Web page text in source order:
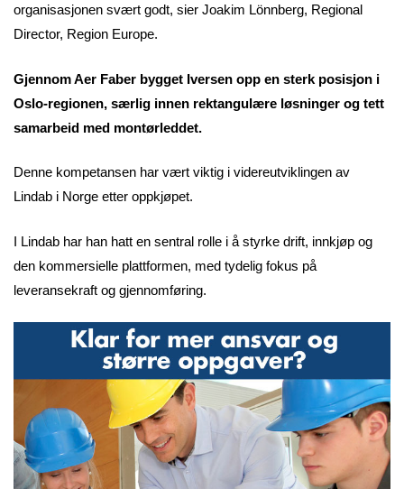
organisasjonen svært godt, sier Joakim Lönnberg, Regional
Director, Region Europe.
Gjennom Aer Faber bygget Iversen opp en sterk posisjon i
Oslo-regionen, særlig innen rektangulære løsninger og tett
samarbeid med montørleddet.
Denne kompetansen har vært viktig i videreutviklingen av
Lindab i Norge etter oppkjøpet.
I Lindab har han hatt en sentral rolle i å styrke drift, innkjøp og
den kommersielle plattformen, med tydelig fokus på
leveransekraft og gjennomføring.